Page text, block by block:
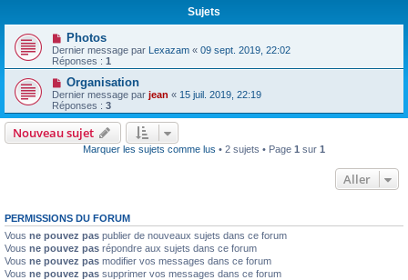
Sujets
Photos
Dernier message par Lexazam « 09 sept. 2019, 22:02
Réponses : 1
Organisation
Dernier message par jean « 15 juil. 2019, 22:19
Réponses : 3
Nouveau sujet
Marquer les sujets comme lus • 2 sujets • Page 1 sur 1
Aller
PERMISSIONS DU FORUM
Vous ne pouvez pas publier de nouveaux sujets dans ce forum
Vous ne pouvez pas répondre aux sujets dans ce forum
Vous ne pouvez pas modifier vos messages dans ce forum
Vous ne pouvez pas supprimer vos messages dans ce forum